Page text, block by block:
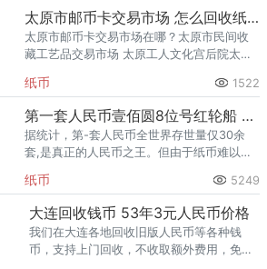
太原市邮币卡交易市场 怎么回收纸币
太原市邮币卡交易市场在哪？太原市民间收
藏工艺品交易市场 太原工人文化宫后院太原
售钱币不需要去钱币交易市场，只需一个电
话即可完成。
纸币 1522
第一套人民币壹佰圆8位号红轮船 一百元红轮船价格及图片
据统计，第-套人民币全世界存世量仅30余
套,是真正的人民币之王。但由于纸币难以保
纸币 5249
大连回收钱币 53年3元人民币价格
我们在大连各地回收旧版人民币等各种钱
币，支持上门回收，不收取额外费用，免费